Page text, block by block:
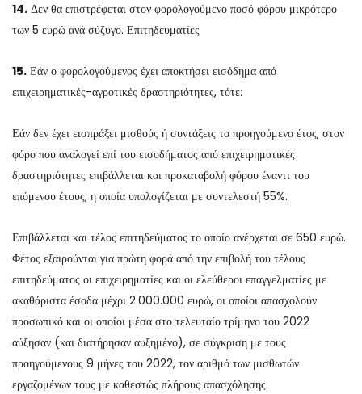
14. Δεν θα επιστρέφεται στον φορολογούμενο ποσό φόρου μικρότερο
των 5 ευρώ ανά σύζυγο. Επιτηδευματίες
15. Εάν ο φορολογούμενος έχει αποκτήσει εισόδημα από
επιχειρηματικές-αγροτικές δραστηριότητες, τότε:
Εάν δεν έχει εισπράξει μισθούς ή συντάξεις το προηγούμενο έτος, στον
φόρο που αναλογεί επί του εισοδήματος από επιχειρηματικές
δραστηριότητες επιβάλλεται και προκαταβολή φόρου έναντι του
επόμενου έτους, η οποία υπολογίζεται με συντελεστή 55%.
Επιβάλλεται και τέλος επιτηδεύματος το οποίο ανέρχεται σε 650 ευρώ.
Φέτος εξαιρούνται για πρώτη φορά από την επιβολή του τέλους
επιτηδεύματος οι επιχειρηματίες και οι ελεύθεροι επαγγελματίες με
ακαθάριστα έσοδα μέχρι 2.000.000 ευρώ, οι οποίοι απασχολούν
προσωπικό και οι οποίοι μέσα στο τελευταίο τρίμηνο του 2022
αύξησαν (και διατήρησαν αυξημένο), σε σύγκριση με τους
προηγούμενους 9 μήνες του 2022, τον αριθμό των μισθωτών
εργαζομένων τους με καθεστώς πλήρους απασχόλησης.